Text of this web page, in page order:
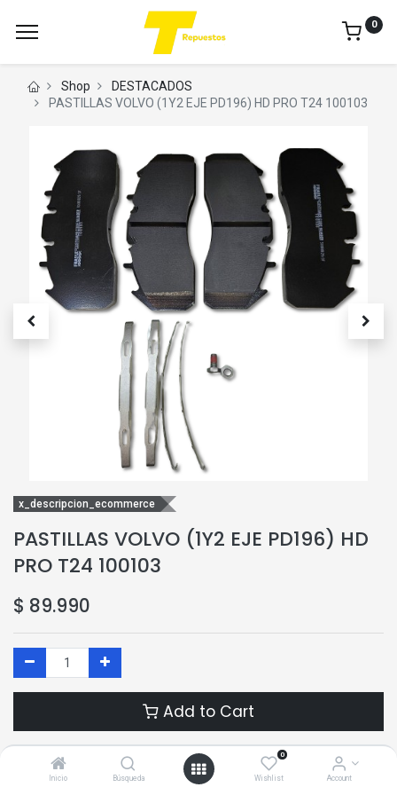
Inicio Búsqueda
0
Wishlist Account
0
Shop
DESTACADOS
PASTILLAS VOLVO (1Y2 EJE PD196) HD PRO T24 100103
x_descripcion_ecommerce
PASTILLAS VOLVO (1Y2 EJE PD196) HD
PRO T24 100103
$ 89.990
Add to Cart
Add to Wishlist